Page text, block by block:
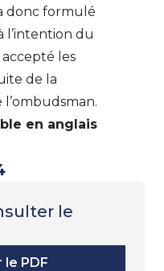
donc formulé
l’intention du
accepté les
de la
en anglais
le
PDF